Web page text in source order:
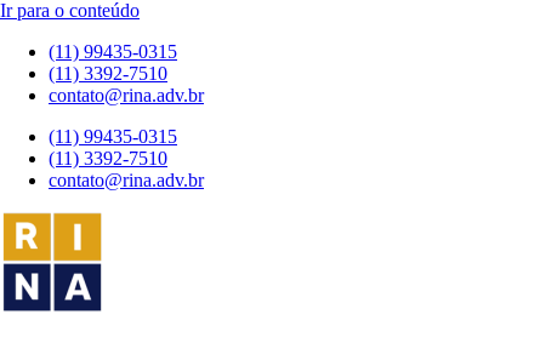
Ir para o conteúdo
(11) 99435-0315
(11) 3392-7510
contato@rina.adv.br
(11) 99435-0315
(11) 3392-7510
contato@rina.adv.br